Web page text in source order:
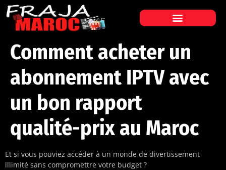
Comment acheter un
abonnement IPTV avec
un bon rapport
qualité-prix au Maroc
Et si vous pouviez accéder à un monde de divertissement
illimité sans compromettre votre budget ?